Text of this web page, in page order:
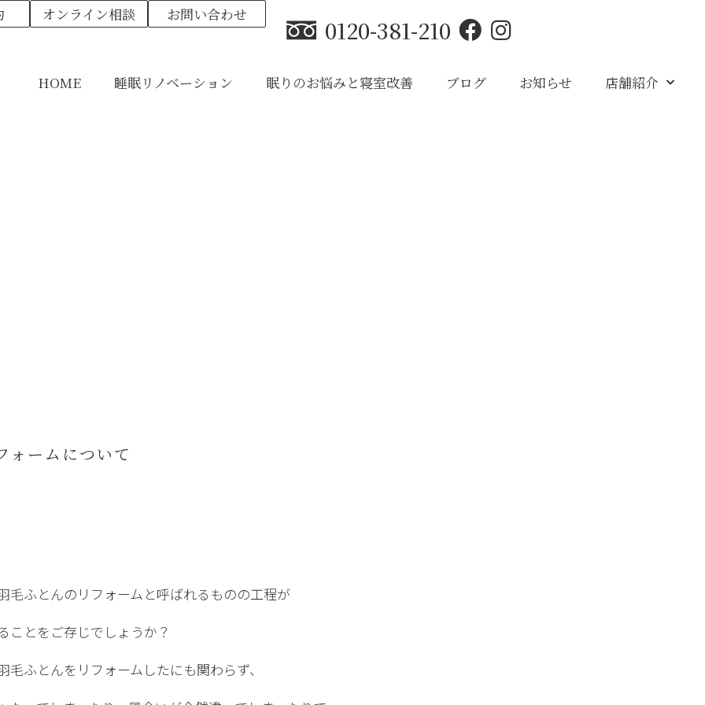
オンライン相談 お問い合わせ
0120-381-210
HOME 睡眠リノベーション 眠りのお悩みと寝室改善 ブログ お知らせ 店舗紹介
ォームについて
毛ふとんのリフォームと呼ばれるものの工程が
ことをご存じでしょうか？
毛ふとんをリフォームしたにも関わらず、